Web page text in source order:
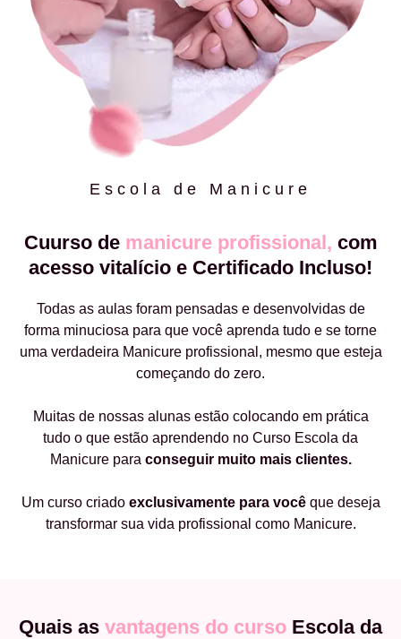
Escola de Manicure
Cuurso de manicure profissional, com
acesso vitalício e Certificado Incluso!
Todas as aulas foram pensadas e desenvolvidas de
forma minuciosa para que você aprenda tudo e se torne
uma verdadeira Manicure profissional, mesmo que esteja
começando do zero.
Muitas de nossas alunas estão colocando em prática
tudo o que estão aprendendo no Curso Escola da
Manicure para conseguir muito mais clientes.
Um curso criado exclusivamente para vocêque deseja
transformar sua vida profissional como Manicure.
Quais as vantagens do curso Escola da